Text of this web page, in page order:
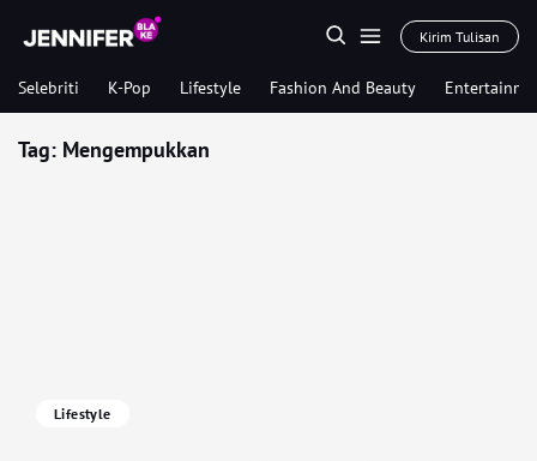
Kirim Tulisan
Selebriti K-Pop Lifestyle Fashion And Beauty
Tag: Mengempukkan
Lifestyle